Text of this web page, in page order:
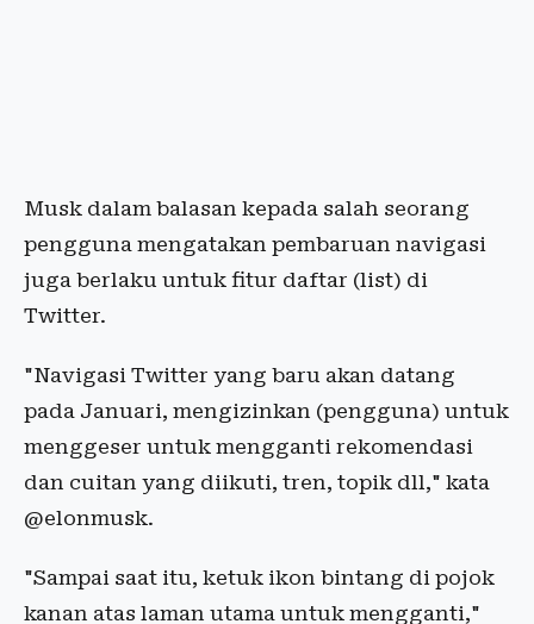
Musk dalam balasan kepada salah seorang
pengguna mengatakan pembaruan navigasi
juga berlaku untuk fitur daftar (list) di
Twitter.
"Navigasi Twitter yang baru akan datang
pada Januari, mengizinkan (pengguna) untuk
menggeser untuk mengganti rekomendasi
dan cuitan yang diikuti, tren, topik dll," kata
@elonmusk.
"Sampai saat itu, ketuk ikon bintang di pojok
kanan atas laman utama untuk mengganti,"